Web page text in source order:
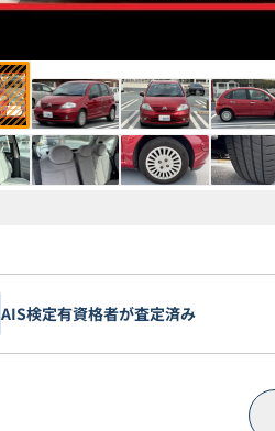
AIS検定有資格者が査定済み